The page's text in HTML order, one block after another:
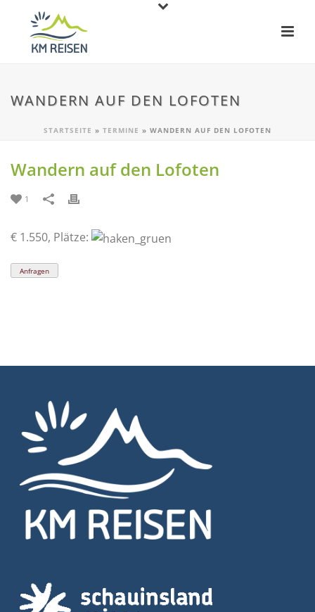
WANDERN AUF DEN LOFOTEN
STARTSEITE » TERMINE » WANDERN AUF DEN LOFOTEN
Wandern auf den Lofoten
1
€ 1.550, Plätze:
Anfragen